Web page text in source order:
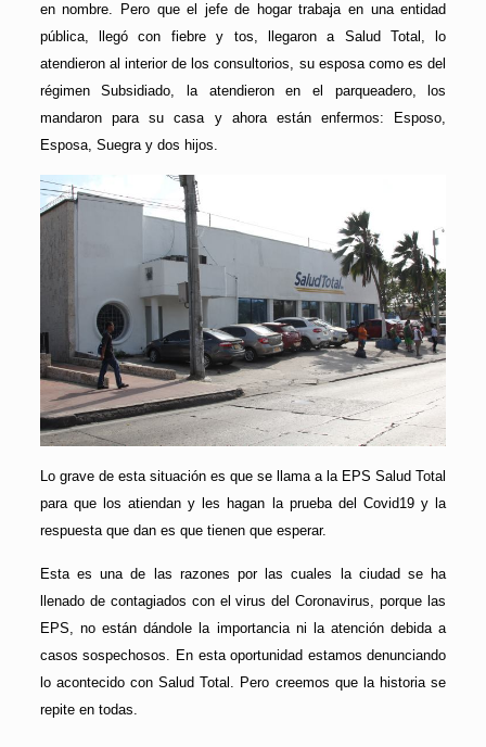
en nombre. Pero que el jefe de hogar trabaja en una entidad
pública, llegó con fiebre y tos, llegaron a Salud Total, lo
atendieron al interior de los consultorios, su esposa como es del
régimen Subsidiado, la atendieron en el parqueadero, los
mandaron para su casa y ahora están enfermos: Esposo,
Esposa, Suegra y dos hijos.
Lo grave de esta situación es que se llama a la EPS Salud Total
para que los atiendan y les hagan la prueba del Covid19 y la
respuesta que dan es que tienen que esperar.
Esta es una de las razones por las cuales la ciudad se ha
llenado de contagiados con el virus del Coronavirus, porque las
EPS, no están dándole la importancia ni la atención debida a
casos sospechosos. En esta oportunidad estamos denunciando
lo acontecido con Salud Total. Pero creemos que la historia se
repite en todas.